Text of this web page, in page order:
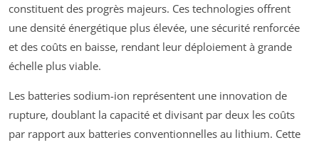
constituent des progrès majeurs. Ces technologies offrent
une densité énergétique plus élevée, une sécurité renforcée
et des coûts en baisse, rendant leur déploiement à grande
échelle plus viable.
Les batteries sodium-ion représentent une innovation de
rupture, doublant la capacité et divisant par deux les coûts
par rapport aux batteries conventionnelles au lithium. Cette